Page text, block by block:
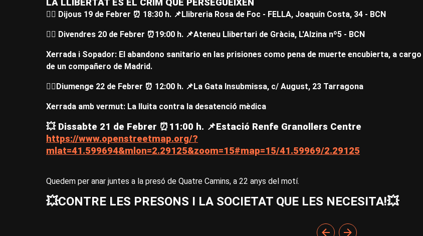
LA LLIBERTAT ES EL CRIM QUE PERSEGUEIXEN
❤️‍🔥 Dijous 19 de Febrer ⏰ 18:30 h. 📌Llibreria Rosa de Foc - FELLA, Joaquín Costa, 34 - BCN
❤️‍🔥​ Divendres 20 de Febrer ​⏰19:00 h. 📌​Ateneu Llibertari de Gràcia, L'Alzina nº5 - BCN
Xerrada i Sopador: El abandono sanitario en las prisiones como pena de muerte encubierta, a cargo
de un compañero de Madrid.
❤️‍🔥​Diumenge 22 de Febrer ⏰ 12:00 h. 📌La Gata Insubmissa, c/ August, 23 Tarragona
Xerrada amb vermut: La lluita contra la desatenció mèdica
💥Dissabte 21 de Febrer ⏰11:00 h. 📌​Estació Renfe Granollers Centre
https://www.openstreetmap.org/?
mlat=41.599694&mlon=2.29125&zoom=15#map=15/41.59969/2.29125
Quedem per anar juntes a la presó de Quatre Camins, a 22 anys del motí.
💥​CONTRE LES PRESONS I LA SOCIETAT QUE LES NECESITA!💥​